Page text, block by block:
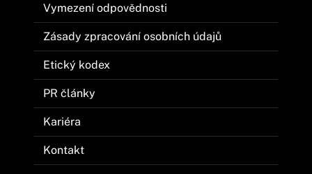
Vymezení odpovědnosti
Zásady zpracování osobních údajů
Etický kodex
PR články
Kariéra
Kontakt